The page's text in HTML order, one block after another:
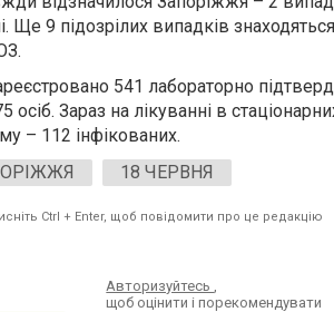
9 підозрілих випадків
541 лабораторно
Зараз на лікуванні в
– 112 інфікованих.
18 ЧЕРВНЯ
Ctrl + Enter, щоб повідомити про це редакцію
Авторизуйтесь,
щоб оцінити і порекомендувати